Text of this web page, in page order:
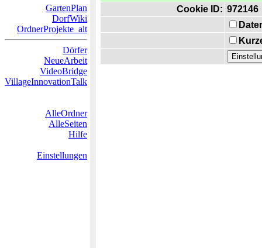
GartenPlan
DorfWiki
OrdnerProjekte_alt
Dörfer
NeueArbeit
VideoBridge
VillageInnovationTalk
AlleOrdner
AlleSeiten
Hilfe
Einstellungen
Cookie ID: 972146